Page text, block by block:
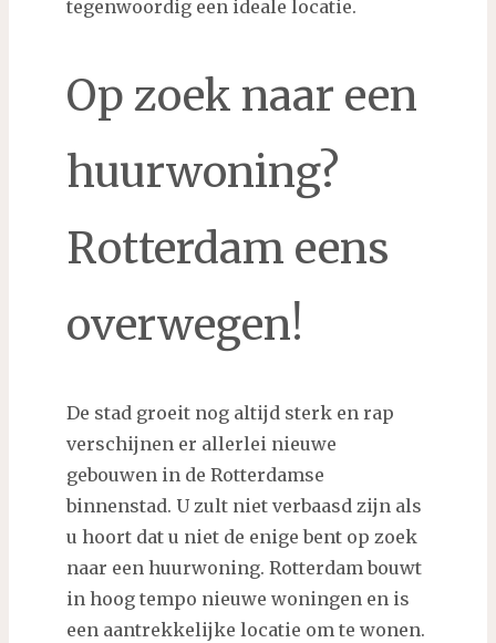
tegenwoordig een ideale locatie.
Op zoek naar een
huurwoning?
Rotterdam eens
overwegen!
De stad groeit nog altijd sterk en rap
verschijnen er allerlei nieuwe
gebouwen in de Rotterdamse
binnenstad. U zult niet verbaasd zijn als
u hoort dat u niet de enige bent op zoek
naar een huurwoning. Rotterdam bouwt
in hoog tempo nieuwe woningen en is
een aantrekkelijke locatie om te wonen.